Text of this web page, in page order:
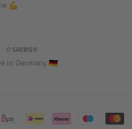
💪
© SAEBIS®
in Germany 🇩🇪